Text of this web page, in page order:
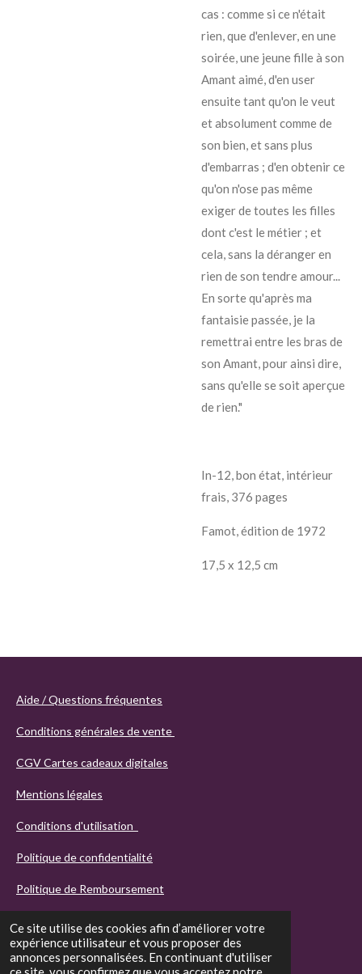
Ce site utilise des cookies afin d’améliorer votre
expérience utilisateur et vous proposer des
annonces personnalisées. En continuant d'utiliser
cas : comme si ce n'était
rien, que d'enlever, en une
soirée, une jeune fille à son
Amant aimé, d'en user
ensuite tant qu'on le veut
et absolument comme de
son bien, et sans plus
d'embarras ; d'en obtenir ce
qu'on n'ose pas même
exiger de toutes les filles
dont c'est le métier ; et
cela, sans la déranger en
rien de son tendre amour...
En sorte qu'après ma
fantaisie passée, je la
remettrai entre les bras de
son Amant, pour ainsi dire,
sans qu'elle se soit aperçue
de rien."
In-12, bon état, intérieur
frais, 376 pages
Famot, édition de 1972
17,5 x 12,5 cm
Aide / Questions fréquentes
Conditions générales de vente
CGV Cartes cadeaux digitales
Mentions légales
Conditions d'utilisation
Politique de confidentialité
Politique de Remboursement